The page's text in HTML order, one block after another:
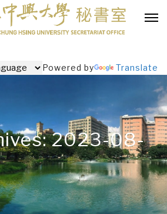
Powered by Translate
2023-08-